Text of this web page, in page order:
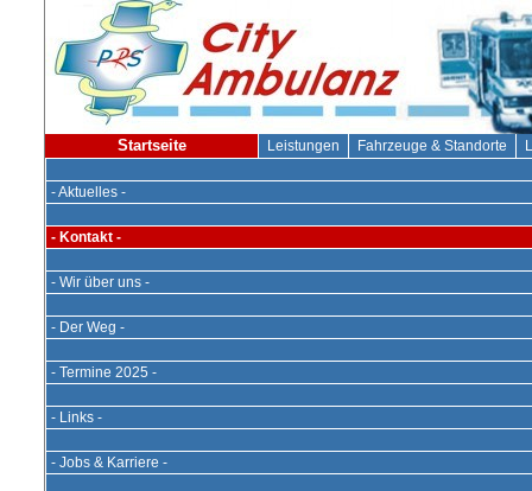
Startseite Leistungen Fahrzeuge & Standorte
- Aktuelles -
- Kontakt -
- Wir über uns -
- Der Weg -
- Termine 2025 -
- Links -
- Jobs & Karriere -